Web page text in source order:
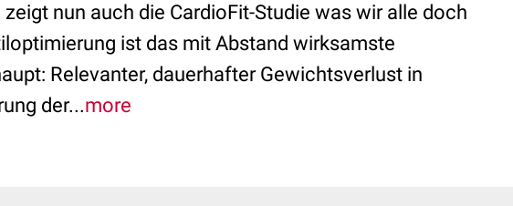
nun auch die CardioFit-Studie was wir alle doch
ist das mit Abstand wirksamste
Relevanter, dauerhafter Gewichtsverlust in
der...more